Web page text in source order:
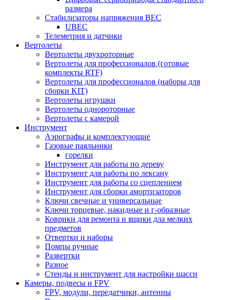
размера
Стабилизаторы напряжения BEC
UBEC
Телеметрия и датчики
Вертолеты
Вертолеты двухроторные
Вертолеты для профессионалов (готовые
комплекты RTF)
Вертолеты для профессионалов (наборы для
сборки KIT)
Вертолеты игрушки
Вертолеты однороторные
Вертолеты с камерой
Инструмент
Аэрографы и комплектующие
Газовые паяльники
горелки
Инструмент для работы по дереву
Инструмент для работы по лексану
Инструмент для работы со сцеплением
Инструмент для сборки амортизаторов
Ключи свечные и универсальные
Ключи торцевые, накидные и г-образные
Коврики для ремонта и ящики дла мелких
предметов
Отвертки и наборы
Помпы ручные
Развертки
Разное
Стенды и инструмент для настройки шасси
Камеры, подвесы и FPV
FPV, модули, передатчики, антенны